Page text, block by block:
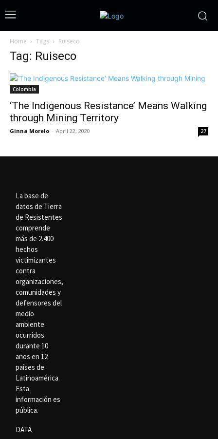
Home Tags Ruiseco
Tag: Ruiseco
Colombia
‘The Indigenous Resistance’ Means Walking
through Mining Territory
Ginna Morelo - April 22, 2020 27
La base de
datos de Tierra
de Resistentes
comprende
más de 2.400
hechos
victimizantes
contra
organizaciones,
comunidades y
defensores del
medio
ambiente
ocurridos
durante 10
años en 12
países de
Latinoamérica.
Esta
información es
pública.
DATA